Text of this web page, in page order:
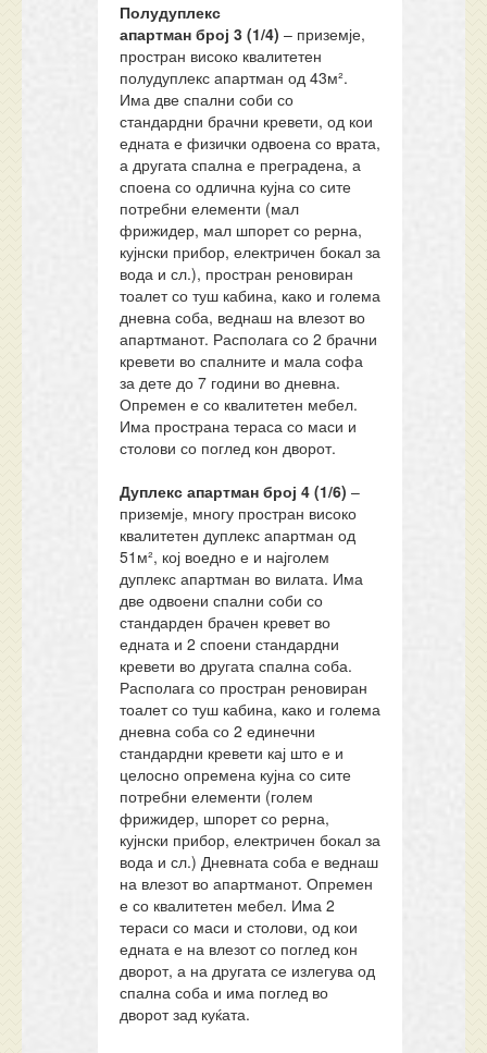
Полудуплекс
апартман број 3 (1/4) – приземје,
простран високо квалитетен
полудуплекс апартман од 43м².
Има две спални соби со
стандардни брачни кревети, од кои
едната е физички одвоена со врата,
а другата спална е преградена, а
споена со одлична кујна со сите
потребни елементи (мал
фрижидер, мал шпорет со рерна,
кујнски прибор, електричен бокал за
вода и сл.), простран реновиран
тоалет со туш кабина, како и голема
дневна соба, веднаш на влезот во
апартманот. Располага со 2 брачни
кревети во спалните и мала софа
за дете до 7 години во дневна.
Опремен е со квалитетен мебел.
Има пространа тераса со маси и
столови со поглед кон дворот.
Дуплекс апартман број4 (1/6) –
приземје, многу простран високо
квалитетен дуплекс апартман од
51м², кој воедно е и најголем
дуплекс апартман во вилата. Има
две одвоени спални соби со
стандарден брачен кревет во
едната и 2 споени стандардни
кревети во другата спална соба.
Располага со простран реновиран
тоалет со туш кабина, како и голема
дневна соба со 2 единечни
стандардни кревети кај што е и
целосно опремена кујна со сите
потребни елементи (голем
фрижидер, шпорет со рерна,
кујнски прибор, електричен бокал за
вода и сл.) Дневната соба е веднаш
на влезот во апартманот. Опремен
е со квалитетен мебел. Има 2
тераси со маси и столови, од кои
едната е на влезот со поглед кон
дворот, а на другата се излегува од
спална соба и има поглед во
дворот зад куќата.